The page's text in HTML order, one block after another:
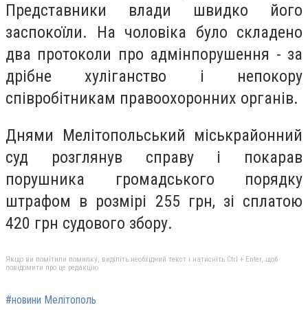
Представники влади швидко його
заспокоїли. На чоловіка було складено
два протоколи про адмінпорушення - за
дрібне хуліганство і непокору
співробітникам правоохоронних органів.
Днями Мелітопольський міськрайонний
суд розглянув справу і покарав
порушника громадського порядку
штрафом в розмірі 255 грн, зі сплатою
420 грн судового збору.
Якщо ви помітили помилку, виділіть необхідний текст і натисніть Ctrl + Enter, щоб
повідомити про це редакцію
#новини Мелітополь